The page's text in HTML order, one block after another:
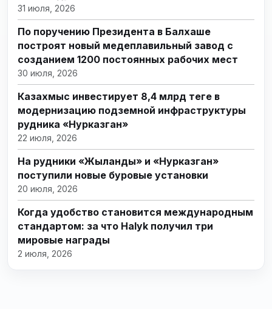
31 июля, 2026
По поручению Президента в Балхаше
построят новый медеплавильный завод с
созданием 1200 постоянных рабочих мест
30 июля, 2026
Казахмыс инвестирует 8,4 млрд теңге в
модернизацию подземной инфраструктуры
рудника «Нурказган»
22 июля, 2026
На рудники «Жыланды» и «Нурказган»
поступили новые буровые установки
20 июля, 2026
Когда удобство становится международным
стандартом: за что Halyk получил три
мировые награды
2 июля, 2026